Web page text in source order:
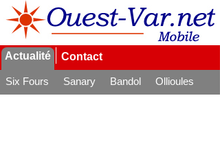
Actualité Contact
Six Fours Sanary Bandol
Ollioules